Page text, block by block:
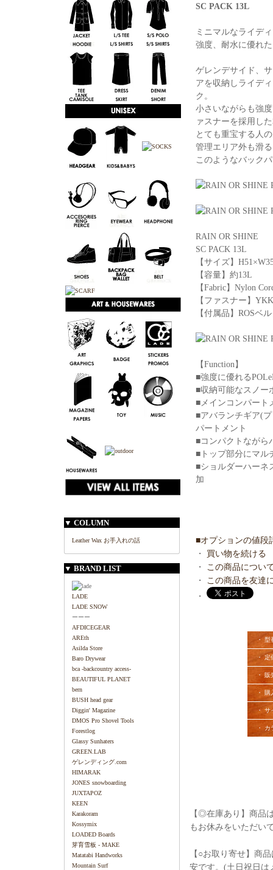
▼ COLUMN
Leather Wax お手入れの話
▼ BRAND LIST
LADE
LADE SNOW
ーーー
AFDICEGEAR
AREth
Asilda Store
Baro Drywear
bca -backcountry access-
BEAUTIFUL PLANET
bern
BUSH head gear
Diggin' Magazine
DMOS Pro Shovel Tools
Forestlog
Glassy Sunhaters
GREEN.LAB
ゲレンディング.com
HIMARAK
JONES snowboarding
JUXTAPOZ
KEEN
Karakoram
Kossymix
LOADED Boards
芽育雪板 - MAKE
Matatabi Handworks
Mountain Surf
SC PACK 13L
ミニマルなライデ
強度、耐水に優れ
ゲレンデサイド、
アを収納しライデ
ク。
小さいながらも強
ァスナーを採用し
とても重宝する人
管理エリア外も滑
このようなバック
RAIN OR SHINE
SC PACK 13L
【サイズ】
【容量】約13L
【Fabric】Nylon
【ファスナー】
【付属品】ROSベ
【Function】
■強度に優れる
■収納可能なスノー
■メインコンパート
■アバランチギア(
パートメント
■コンパクトながら
■トップ部分にマル
■ショルダーハーネ
加
■オプションの値段
・ 買い物を続ける
・
この商品につい
・
この商品を友達
・
・ 型
・ 定
・ 販
・ 購
・ サ
・ カ
【◎在庫あり】商品
もお休みをいただい
【○お取り寄せ】商
安です。(土日祝日は